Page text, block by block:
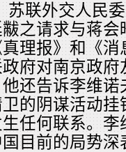
苏联外交人民
之请求与蒋
理报》和《
府对南京政
还告诉李维
的阴谋活动
任何联系。
目前的局势深